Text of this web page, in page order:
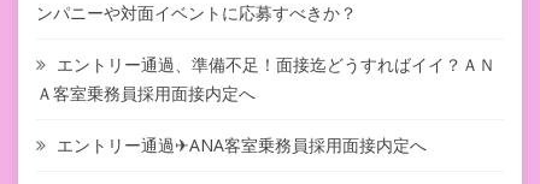
ンパニーや対面イベントに応募すべきか？
エントリー通過、準備不足！面接迄どうすればイイ？ＡＮ
Ａ客室乗務員採用面接内定へ
エントリー通過✈ANA客室乗務員採用面接内定へ